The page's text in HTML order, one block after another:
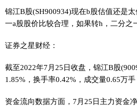
锦江B股(SH900934)现在b股估值还是
一a股股价比较合理，如果转h，二分之
证券之星财经：
截至2022年7月25日收盘，锦江B股
1.85%，换手率0.42%，成交量0.65万手
资金流向数据方面，7月25日主力资金